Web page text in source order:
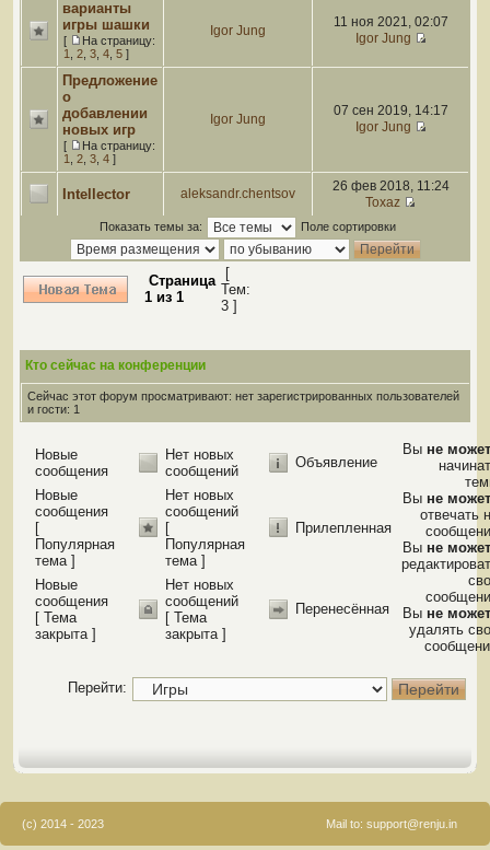
варианты
игры шашки
[
На страницу:
1
2 3 4 5 ]
Igor Jung
11 ноя 2021, 02:07
Igor Jung
Предложение
о
добавлении
новых игр
[
На страницу:
1
2 3 4 ]
Igor Jung
07 сен 2019, 14:17
Igor Jung
Intellector aleksandr.chentsov
26 фев 2018, 11:24
Toxaz
Показать темы за: Поле сортировки
Страница
1 из 1
[
Тем:
3 ]
Кто сейчас на конференции
Сейчас этот форум просматривают: нет зарегистрированных пользователей
и гости: 1
Новые
сообщения
Нет новых
сообщений
Объявление
Новые
сообщения
[
Популярная
тема ]
Нет новых
сообщений
[
Популярная
тема ]
Прилепленная
Новые
сообщения
[ Тема
закрыта ]
Нет новых
сообщений
[ Тема
закрыта ]
Перенесённая
Вы не
Вы не
отвечать
Вы не
Вы не
удалять
Перейти:
(c) 2014 - 2023 Mail to: support@renju.in